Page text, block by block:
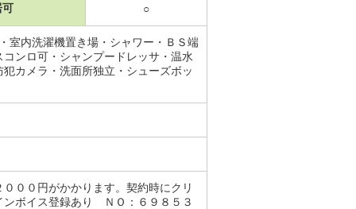
可 ○
室内洗濯機置き場・シャワー・ＢＳ端
ンロ可・シャンプードレッサ・温水
カメラ・洗面所独立・シューズボッ
００円がかかります。契約時にクリ
ンボイス登録あり ＮＯ：６９８５３